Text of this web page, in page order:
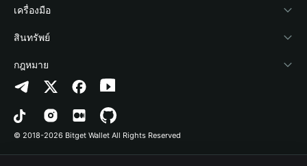
ข่าวสารด้านคริปโต
ศูนย์ช่วยเหลือ
ติดต่อเรา
ทรัพยากรข้อมูลของแบรนด์
อาชีพ
Payfi Crypto
Crypto Swap API
Altcoin Season Index
Prediction Markets
DApp
เชื่อมต่อ Wallet
Bitget Wallet Pay
ลิสต์โปรเจกต์
Protection Fund
เทคโนโลยีความปลอดภัย
เครื่องมือ
ซื้อคริปโต
การตรวจจับการอนุญาต
การตรวจจับสัญญา
การโอนเป็นชุด
สินทรัพย์
Arbitrum
Avalanche
Bitcoin
กฎหมาย
นโยบายความเป็นส่วนตัว
ข้อตกลงในการใช้บริการ
© 2018-2026 Bitget Wallet All Rights Reserved